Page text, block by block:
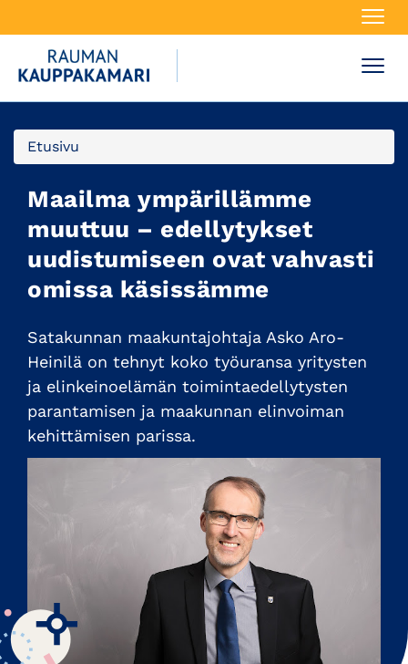
Etusivu
Maailma ympärillämme
muuttuu – edellytykset
uudistumiseen ovat vahvasti
omissa käsissämme
Satakunnan maakuntajohtaja Asko Aro-
Heinilä on tehnyt koko työuransa yritysten
ja elinkeinoelämän toimintaedellytysten
parantamisen ja maakunnan elinvoiman
kehittämisen parissa.